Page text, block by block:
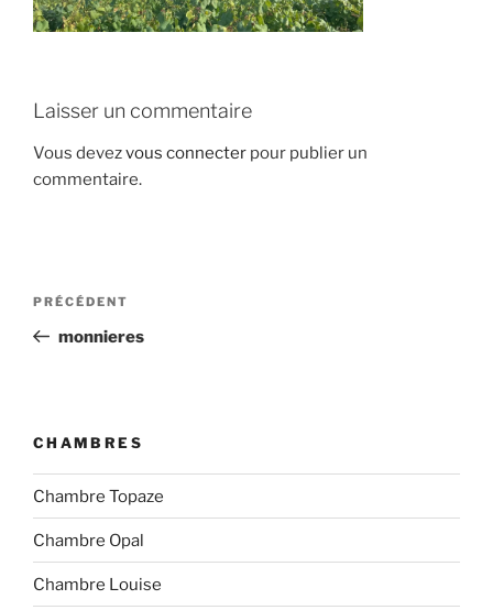
Laisser un commentaire
Vous devezvous connecter pour publier un
commentaire.
Navigation
l’article
Article
précédent
PRÉCÉDENT
monnieres
CHAMBRES
Chambre Topaze
Chambre Opal
Chambre Louise